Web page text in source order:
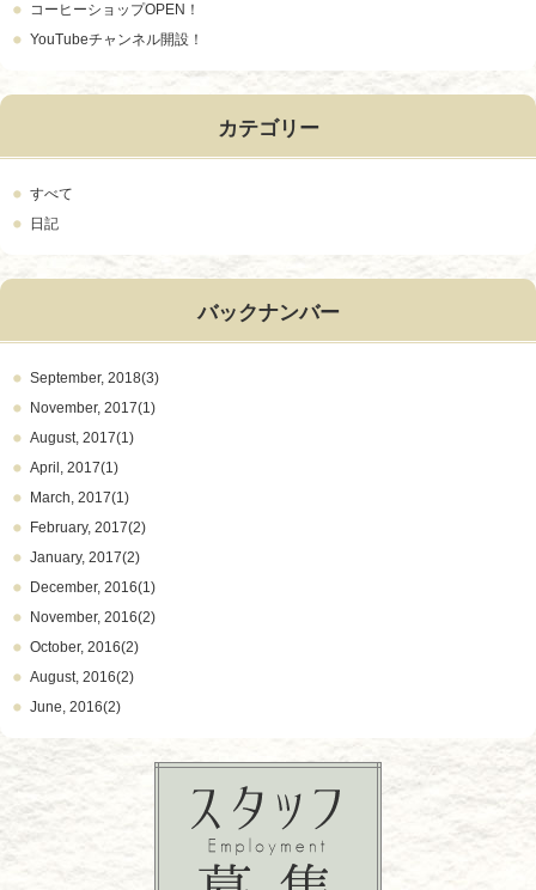
コーヒーショップOPEN！
YouTubeチャンネル開設！
カテゴリー
すべて
日記
バックナンバー
September, 2018(3)
November, 2017(1)
August, 2017(1)
April, 2017(1)
March, 2017(1)
February, 2017(2)
January, 2017(2)
December, 2016(1)
November, 2016(2)
October, 2016(2)
August, 2016(2)
June, 2016(2)